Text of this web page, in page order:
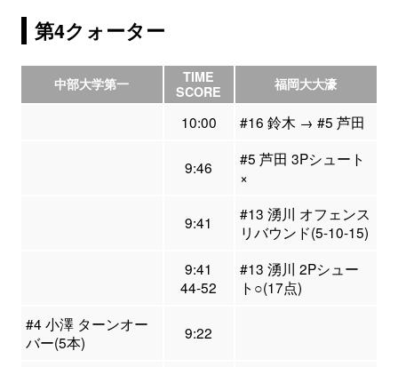
第4クォーター
中部大学第一
TIME
SCORE
福岡大大濠
10:00 #16 鈴木 → #5 芦田
9:46
#5 芦田 3Pシュート
×
9:41
#13 湧川 オフェンス
リバウンド(5-10-15)
9:41
44-52
#13 湧川 2Pシュー
ト○(17点)
#4 小澤 ターンオー
バー(5本)
9:22